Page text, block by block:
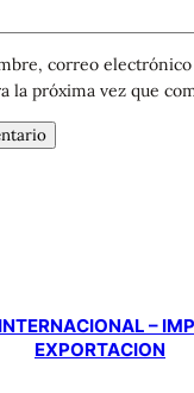
correo
la próxima vez que
–
EXPORTACION